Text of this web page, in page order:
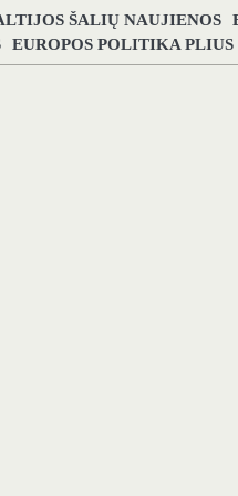
ŠALIŲ NAUJIENOS
EUROPOS POLITIKA PLIUS